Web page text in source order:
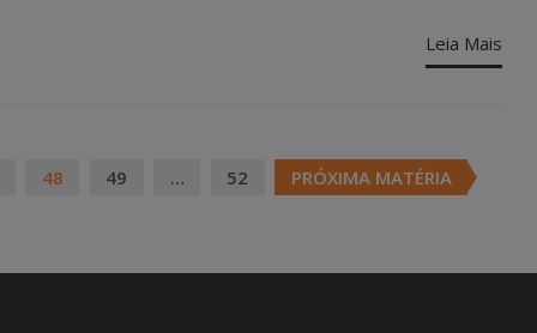
Leia Mais
48 49 … 52 PRÓXIMA MATÉRIA